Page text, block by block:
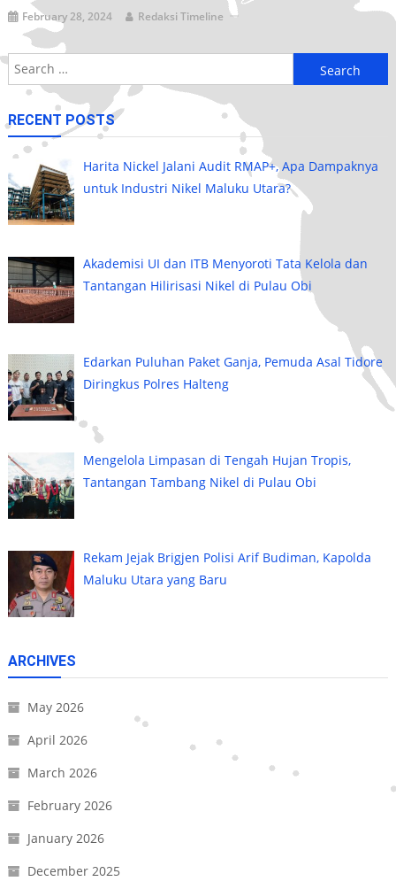
February 28, 2024 Redaksi Timeline
Search
for:
RECENT POSTS
Harita Nickel Jalani Audit RMAP+, Apa Dampaknya
untuk Industri Nikel Maluku Utara?
Akademisi UI dan ITB Menyoroti Tata Kelola dan
Tantangan Hilirisasi Nikel di Pulau Obi
Edarkan Puluhan Paket Ganja, Pemuda Asal Tidore
Diringkus Polres Halteng
Mengelola Limpasan di Tengah Hujan Tropis,
Tantangan Tambang Nikel di Pulau Obi
Rekam Jejak Brigjen Polisi Arif Budiman, Kapolda
Maluku Utara yang Baru
ARCHIVES
May 2026
April 2026
March 2026
February 2026
January 2026
December 2025